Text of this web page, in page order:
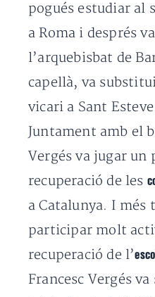
pogués estudiar al
a Roma i després
l’arquebisbat de
capellà, va
vicari a Sant
Juntament amb el
Vergés va jugar un
recuperació de les
a Catalunya. I més
participar molt
recuperació de l’
Francesc Vergés